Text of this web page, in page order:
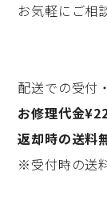
お気軽にご相
配送での受付
お修理代金
返却時の送料
※受付時の送